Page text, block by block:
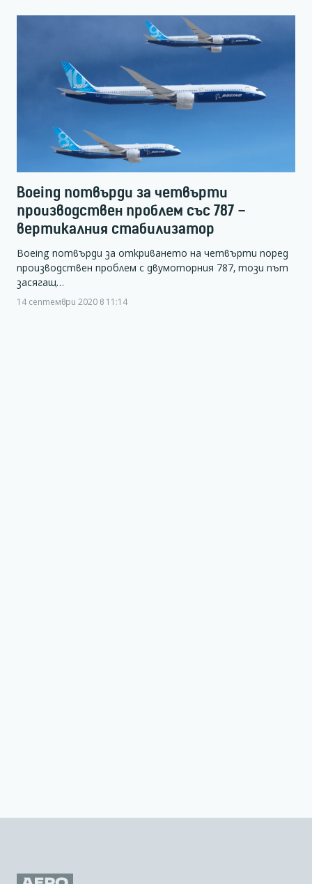
Boeing потвърди за четвърти
производствен проблем със 787 –
вертикалния стабилизатор
Boeing потвърди за откриването на четвърти поред
производствен проблем с двумоторния 787, този път
засягащ…
14 септември 2020 в 11:14